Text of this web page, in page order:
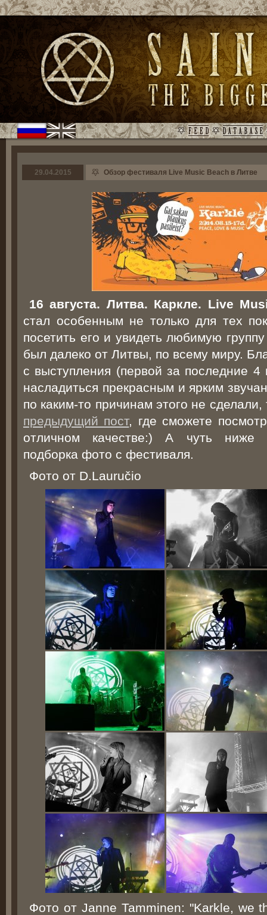
29.04.2015 Обзор фестиваля Live Music Beach в Литве
16 августа. Литва. Каркле. Live
стал особенным не только для тех
посетить его и увидеть любимую
был далеко от Литвы, по всему миру.
с выступления (первой за последние
насладиться прекрасным и ярким
по каким-то причинам этого не
предыдущий пост, где сможете
отличном качестве:) А чуть ниже
подборка фото с фестиваля.
Фото от D.Lauručio
Фото от Janne Tamminen: "Karkle, we